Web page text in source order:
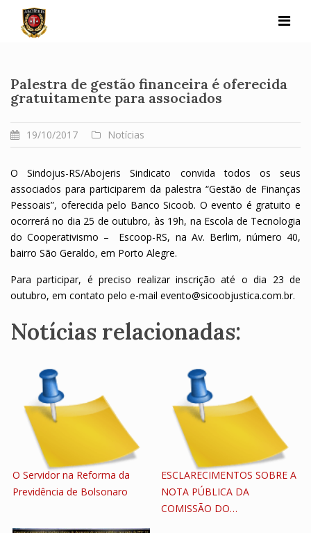
content
Palestra de gestão financeira é oferecida
gratuitamente para associados
19/10/2017 Notícias
O Sindojus-RS/Abojeris Sindicato convida todos os seus
associados para participarem da palestra “Gestão de Finanças
Pessoais”, oferecida pelo Banco Sicoob. O evento é gratuito e
ocorrerá no dia 25 de outubro, às 19h, na Escola de Tecnologia
do Cooperativismo – Escoop-RS, na Av. Berlim, número 40,
bairro São Geraldo, em Porto Alegre.
Para participar, é preciso realizar inscrição até o dia 23 de
outubro, em contato pelo e-mail evento@sicoobjustica.com.br.
Notícias relacionadas:
O Servidor na Reforma da
Previdência de Bolsonaro
ESCLARECIMENTOS SOBRE A
NOTA PÚBLICA DA
COMISSÃO DO…